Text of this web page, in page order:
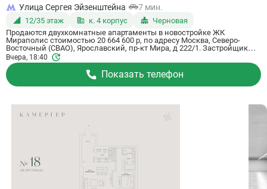
Улица Сергея Эйзенштейна
7 мин.
12/35 этаж к. 4 корпус
Черновая
Продаются двухкомнатные апартаменты в новостройке ЖК
Мираполис стоимостью 20 664 600 р, по адресу Москва, Северо-
Восточный (СВАО), Ярославский, пр-кт Мира, д 222/1. Застройщик
дома Основа, ГК. Апартаменты сдаются в IV квартале 2026 года с
черновой отделкой, в 11 минутах на машине от станции метро
Ботанический сад. Общая площадь апартаментов - 60.6 м². Этаж 12
из 35. ID апартаментов на СтройкиРУ 757688, скажите его когда
будете звонить.
Вчера, 18:40
Показать телефон